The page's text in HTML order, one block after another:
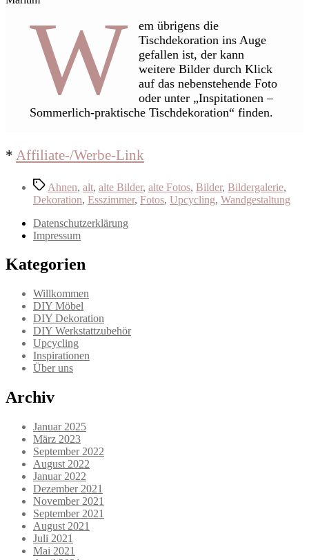
W
em übrigens die
Tischdekoration ins Auge
gefallen ist, der kann
weitere Bilder durch Klick
auf das nebenstehende Foto
oder unter „Inspitationen –
Sommerlich-praktische Tischdekoration“ finden.
* Affiliate-/Werbe-Link
Schlagwörter
Ahnen, alt, alte Bilder, alte Fotos, Bilder, Bildergalerie,
Dekoration, Esszimmer, Fotos, Upcycling, Wandgestaltung
Datenschutzerklärung
Impressum
Kategorien
Willkommen
DIY Möbel
DIY Dekoration
DIY Werkstattzubehör
Upcycling
Inspirationen
Über uns
Archiv
Januar 2025
März 2023
September 2022
August 2022
Januar 2022
Dezember 2021
November 2021
September 2021
August 2021
Juli 2021
Mai 2021